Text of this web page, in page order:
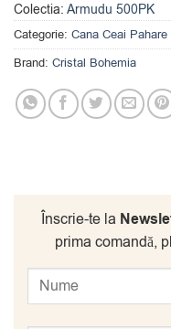
Colectia: Armudu 500PK
Categorie: Cana Ceai Pahare
Brand: Cristal Bohemia
Înscrie-te la
prima comandă,